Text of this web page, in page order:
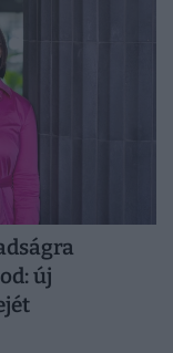
új